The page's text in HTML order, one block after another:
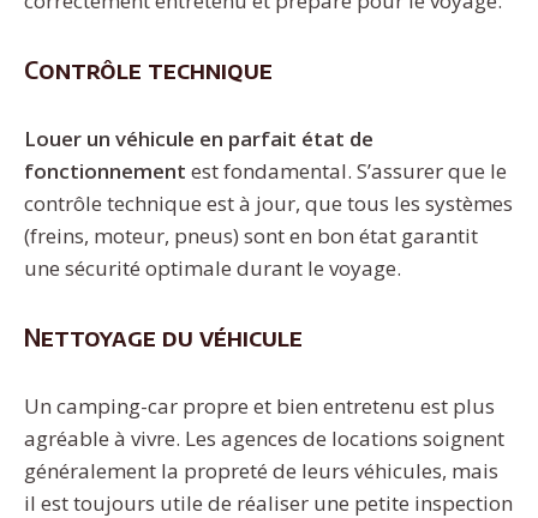
Contrôle technique
Louer un véhicule en parfait état de
fonctionnement est fondamental. S’assurer que le
contrôle technique est à jour, que tous les systèmes
(freins, moteur, pneus) sont en bon état garantit
une sécurité optimale durant le voyage.
Nettoyage du véhicule
Un camping-car propre et bien entretenu est plus
agréable à vivre. Les agences de locations soignent
généralement la propreté de leurs véhicules, mais
il est toujours utile de réaliser une petite inspection